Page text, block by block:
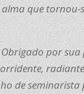
que tornou-
por sua
de